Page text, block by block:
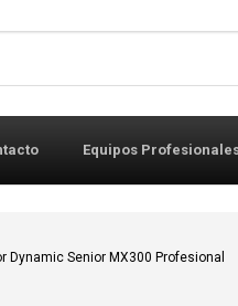
Equipos
Dynamic Senior MX300 Profesional